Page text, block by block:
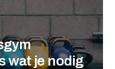
wat je nodig